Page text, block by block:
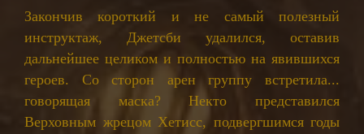
Закончив короткий и не самый полезный
инструктаж, Джетсби удалился, оставив
дальнейшее целиком и полностью на явившихся
героев. Со сторон арен группу встретила...
говорящая маска? Некто представился
Верховным жрецом Хетисс, подвергшимся годы